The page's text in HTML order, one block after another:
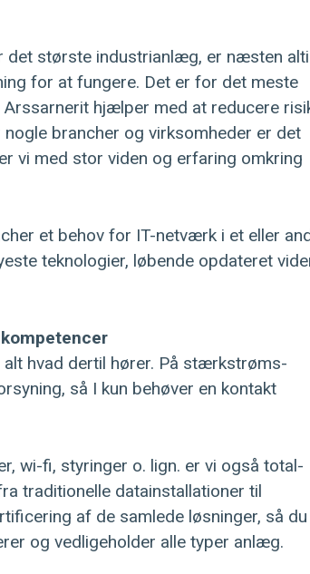
det største industrianlæg, er næsten
for at fungere. Det er for det meste
hjælper med at reducere
brancher og virksomheder er det
vi med stor viden og erfaring omkring
et behov for IT-netværk i et eller
teknologier, løbende opdateret
alt hvad dertil hører. På stærkstrøms-
så I kun behøver en kontakt
wi-fi, styringer o. lign. er vi også total-
traditionelle datainstallationer til
af de samlede løsninger, så
og vedligeholder alle typer anlæg.